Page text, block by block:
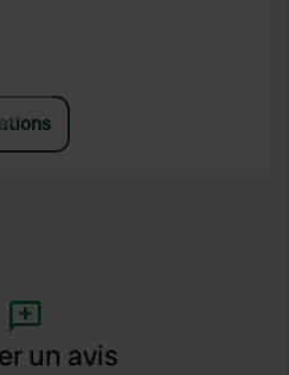
un avis